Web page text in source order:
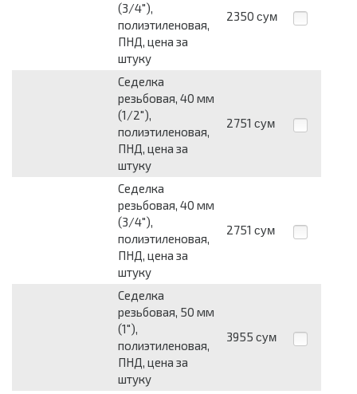
(3/4"),
полиэтиленовая,
ПНД, цена за
штуку
2350 сум
Седелка
резьбовая, 40 мм
(1/2"),
полиэтиленовая,
ПНД, цена за
штуку
2751 сум
Седелка
резьбовая, 40 мм
(3/4"),
полиэтиленовая,
ПНД, цена за
штуку
2751 сум
Седелка
резьбовая, 50 мм
(1"),
полиэтиленовая,
ПНД, цена за
штуку
3955 сум